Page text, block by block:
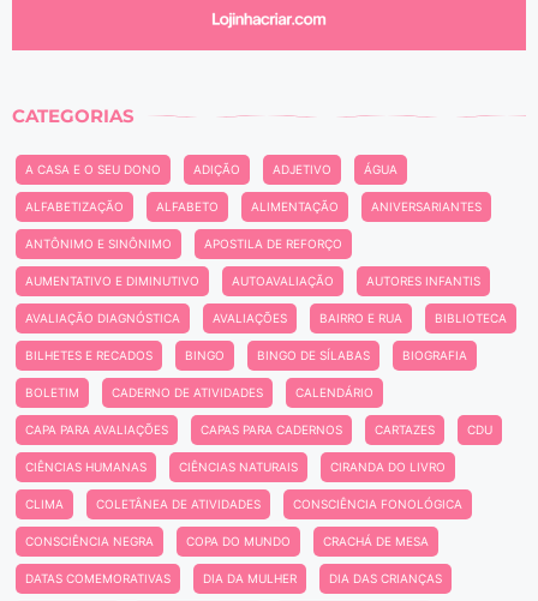
CATEGORIAS
A CASA E O SEU DONO ADIÇÃO ADJETIVO ÁGUA
ALFABETIZAÇÃO ALFABETO ALIMENTAÇÃO ANIVERSARIANTES
ANTÔNIMO E SINÔNIMO APOSTILA DE REFORÇO
AUMENTATIVO E DIMINUTIVO AUTOAVALIAÇÃO AUTORES INFANTIS
AVALIAÇÃO DIAGNÓSTICA AVALIAÇÕES BAIRRO E RUA BIBLIOTECA
BILHETES E RECADOS BINGO BINGO DE SÍLABAS BIOGRAFIA
BOLETIM CADERNO DE ATIVIDADES CALENDÁRIO
CAPA PARA AVALIAÇÕES CAPAS PARA CADERNOS CARTAZES CDU
CIÊNCIAS HUMANAS CIÊNCIAS NATURAIS CIRANDA DO LIVRO
CLIMA COLETÂNEA DE ATIVIDADES CONSCIÊNCIA FONOLÓGICA
CONSCIÊNCIA NEGRA COPA DO MUNDO CRACHÁ DE MESA
DATAS COMEMORATIVAS DIA DA MULHER DIA DAS CRIANÇAS